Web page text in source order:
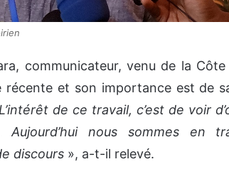
communicateur, venu de la Côte
récente et son importance est de
de ce travail, c’est de voir
nous sommes en
discours », a-t-il relevé.